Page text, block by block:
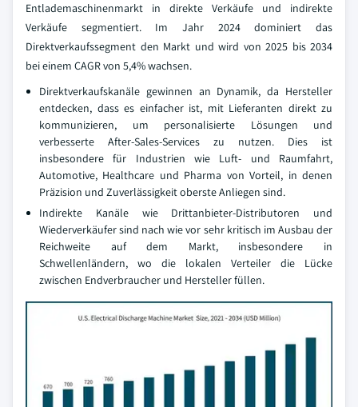
Entlademaschinenmarkt in direkte Verkäufe und indirekte
Verkäufe segmentiert. Im Jahr 2024 dominiert das
Direktverkaufssegment den Markt und wird von 2025 bis 2034
bei einem CAGR von 5,4% wachsen.
Direktverkaufskanäle gewinnen an Dynamik, da Hersteller
entdecken, dass es einfacher ist, mit Lieferanten direkt zu
kommunizieren, um personalisierte Lösungen und
verbesserte After-Sales-Services zu nutzen. Dies ist
insbesondere für Industrien wie Luft- und Raumfahrt,
Automotive, Healthcare und Pharma von Vorteil, in denen
Präzision und Zuverlässigkeit oberste Anliegen sind.
Indirekte Kanäle wie Drittanbieter-Distributoren und
Wiederverkäufer sind nach wie vor sehr kritisch im Ausbau der
Reichweite auf dem Markt, insbesondere in
Schwellenländern, wo die lokalen Verteiler die Lücke
zwischen Endverbraucher und Hersteller füllen.